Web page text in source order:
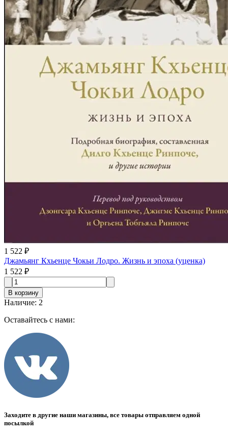
1 522 ₽
Джамьянг Кхьенце Чокьи Лодро. Жизнь и эпоха (уценка)
1 522 ₽
В корзину
Наличие: 2
Оставайтесь с нами:
Заходите в другие наши магазины, все товары отправляем одной
посылкой